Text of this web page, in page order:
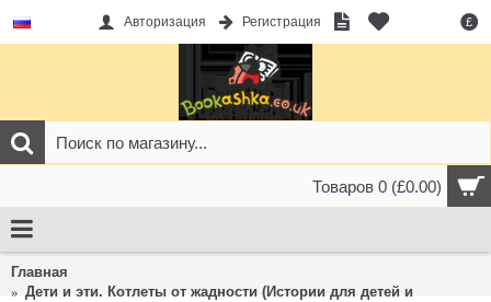
£
Авторизация Регистрация
Товаров 0 (£0.00)
Главная
Дети и эти. Котлеты от жадности (Истории для детей и